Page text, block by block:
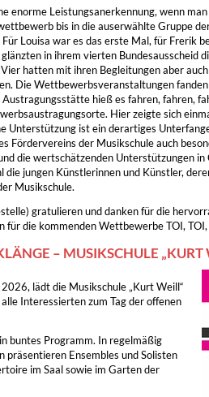
enorme Leistungsanerkennung, wenn
bis in die auserwählte Gruppe
Für Louisa war es das erste Mal, für Frerik
in ihrem vierten Bundesausscheid
hatten mit ihren Begleitungen aber
Die Wettbewerbsveranstaltungen
hieß es fahren, fahren,
Hier zeigte sich
Unterstützung ist ein derartiges
Fördervereins der Musikschule auch
die wertschätzenden Unterstützungen
die jungen Künstlerinnen und Künstler,
Musikschule.
gratulieren und danken für die
für die kommenden Wettbewerbe TOI, TOI,
– MUSIKSCHULE „KURT
lädt die Musikschule „Kurt Weill“
Interessierten zum Tag der offenen
buntes Programm. In regelmäßig
präsentieren Ensembles und Solisten
im Saal sowie im Garten der